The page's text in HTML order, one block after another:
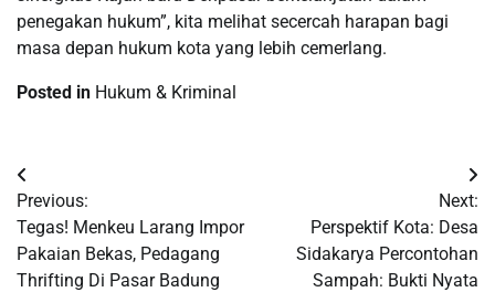
penegakan hukum”, kita melihat secercah harapan bagi
masa depan hukum kota yang lebih cemerlang.
Posted in Hukum & Kriminal
Post
navigation
Previous:
Tegas! Menkeu Larang Impor
Pakaian Bekas, Pedagang
Thrifting Di Pasar Badung
Next:
Perspektif Kota: Desa
Sidakarya Percontohan
Sampah: Bukti Nyata